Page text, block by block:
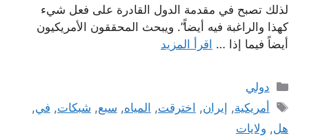
لذلك تصبح في مقدمة الدول القادرة على فعل شيء
كهذا والراغبة فيه أيضاً”. ويبحث المحققون الأمريكيون
أيضاً فيما إذا … اقرأ المزيد
التصنيفات
دولي
الوسوم
أمريكية, إيران, اخترقت, المياه, سبع, شبكات, في,
هل, ولايات